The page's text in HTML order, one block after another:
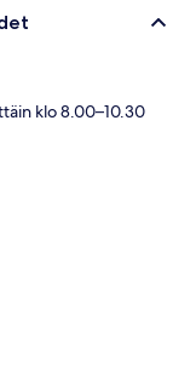
klo 8.00–10.30